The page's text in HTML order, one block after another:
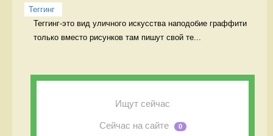
Теггинг
Теггинг-это вид уличного искусства наподобие граффити
только вместо рисунков там пишут свой те...
Ищут сейчас
Сейчас на сайте 0